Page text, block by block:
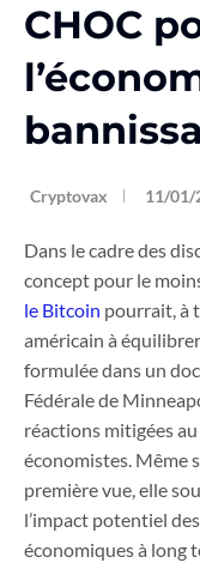
CHOC
Cryptovax 11/01/
Dans le cadre des
concept pour le
le Bitcoin pourrait, à
américain à
formulée dans un
Fédérale de
réactions mitigées
économistes. Même
première vue, elle
l’impact potentiel
économiques à long